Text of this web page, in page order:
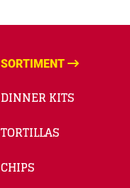
SORTIMENT
DINNER KITS
TORTILLAS
CHIPS